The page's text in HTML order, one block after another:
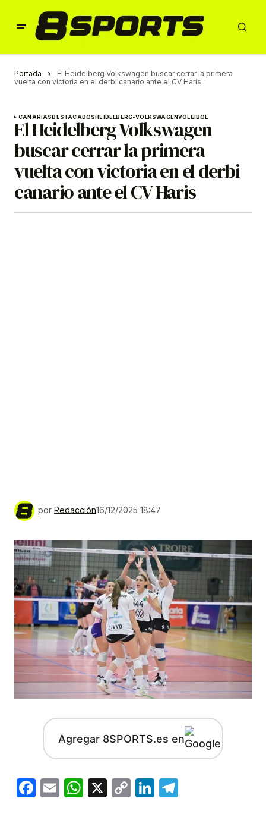
Portada
El Heidelberg Volkswagen buscar cerrar la primera
vuelta con victoria en el derbi canario ante el CV Haris
CANARIASDESTACADOSHEIDELBERG-VOLKSWAGENVOLEIBOL
El Heidelberg Volkswagen
buscar cerrar la primera
vuelta con victoria en el derbi
canario ante el CV Haris
por Redacción16/12/2025 18:47
Agregar 8SPORTS.es en
Facebook
EmailWhatsApp
X
CopyLinkedIn